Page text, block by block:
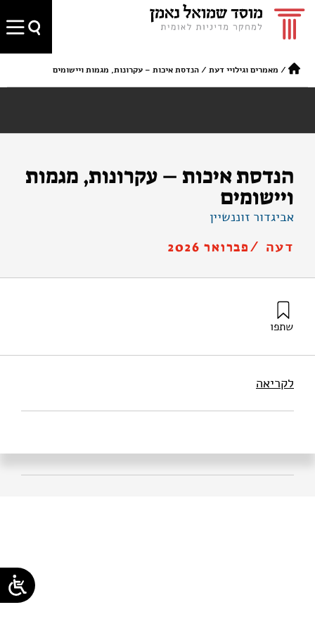
/ מאמרים וגילויי דעת /הנדסת איכות – עקרונות, מגמות ויישומים
הנדסת איכות – עקרונות, מגמות
ויישומים
אביגדור זוננשיין
דעה /פברואר 2026
שתפו
לקריאה